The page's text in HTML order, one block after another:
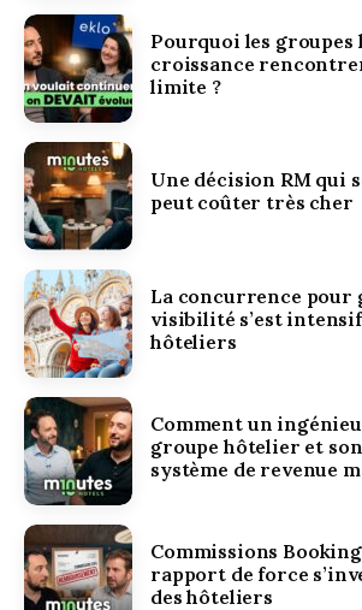
Pourquoi les groupes
croissance
limite ?
Une décision RM qui
peut coûter très cher
La concurrence pour
visibilité s’est
hôteliers
Comment un
groupe hôtelier et
système de revenue
Commissions
rapport de force
des hôteliers